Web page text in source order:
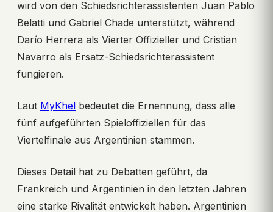
wird von den Schiedsrichterassistenten Juan Pablo
Belatti und Gabriel Chade unterstützt, während
Darío Herrera als Vierter Offizieller und Cristian
Navarro als Ersatz-Schiedsrichterassistent
fungieren.
Laut MyKhel bedeutet die Ernennung, dass alle
fünf aufgeführten Spieloffiziellen für das
Viertelfinale aus Argentinien stammen.
Dieses Detail hat zu Debatten geführt, da
Frankreich und Argentinien in den letzten Jahren
eine starke Rivalität entwickelt haben. Argentinien